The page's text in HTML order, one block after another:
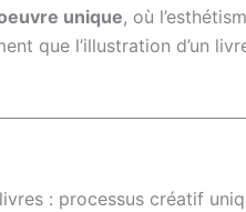
unique, où
que l’illustration d’un
: processus créatif